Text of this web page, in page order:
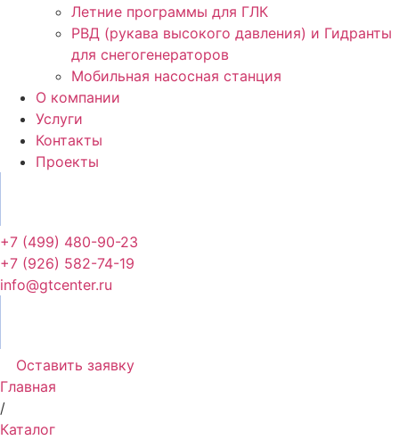
Летние программы для ГЛК
РВД (рукава высокого давления) и Гидранты
для снегогенераторов
Мобильная насосная станция
О компании
Услуги
Контакты
Проекты
+7 (499) 480-90-23
+7 (926) 582-74-19
info@gtcenter.ru
Оставить заявку
Главная
/
Каталог